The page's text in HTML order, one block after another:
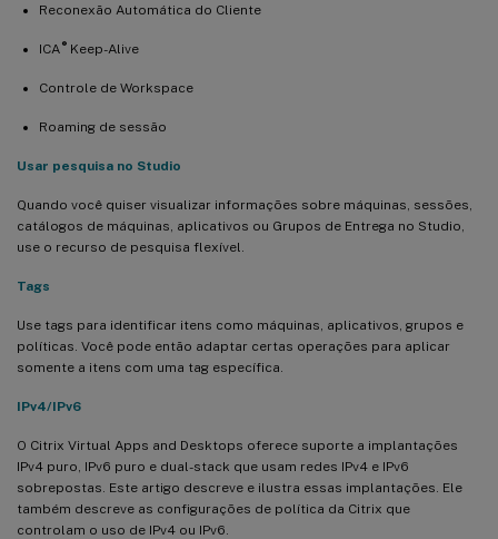
Reconexão Automática do Cliente
ICA ®Keep-Alive
Controle de Workspace
Roaming de sessão
Usar pesquisa no Studio
Quando você quiser visualizar informações sobre máquinas, sessões,
catálogos de máquinas, aplicativos ou Grupos de Entrega no Studio,
use o recurso de pesquisa flexível.
Tags
Use tags para identificar itens como máquinas, aplicativos, grupos e
políticas. Você pode então adaptar certas operações para aplicar
somente a itens com uma tag específica.
IPv4/IPv6
O Citrix Virtual Apps and Desktops oferece suporte a implantações
IPv4 puro, IPv6 puro e dual-stack que usam redes IPv4 e IPv6
sobrepostas. Este artigo descreve e ilustra essas implantações. Ele
também descreve as configurações de política da Citrix que
controlam o uso de IPv4 ou IPv6.